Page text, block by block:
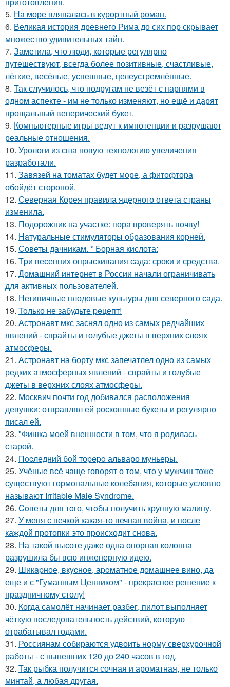
5. На море вляпалась в курортный роман.
6. Великая история древнего Рима до сих пор скрывает
множество удивительных тайн.
7. Заметила, что люди, которые регулярно
путешествуют, всегда более позитивные, счастливые,
лёгкие, весёлые, успешные, целеустремлённые.
8. Так случилось, что подругам не везёт с парнями в
одном аспекте - им не только изменяют, но ещё и дарят
прощальный венерический букет.
9. Компьютерные игры ведут к импотенции и разрушают
реальные отношения.
10. Урологи из сша новую технологию увеличения
разработали.
11. Завязей на томатах будет море, а фитофтора
обойдёт стороной.
12. Северная Корея правила ядерного ответа страны
изменила.
13. Подорожник на участке: пора проверять почву!
14. Haтуральные стимуляторы образования корней.
15. Советы дачникам. * Борная кислота:
16. Tpи весенних опрыскивания сада: сроки и средства.
17. Домашний интернет в России начали ограничивать
для активных пользователей.
18. Нетипичные плодовые культуры для северного сада.
19. Toлько не забудьте peцепт!
20. Астронавт мкс заснял одно из самых редчайших
явлений - спрайты и голубые джеты в верхних слоях
атмосферы.
21. Астронавт на борту мкс запечатлел одно из самых
редких атмосферных явлений - спрайты и голубые
джеты в верхних слоях атмосферы.
22. Москвич почти год добивался расположения
девушки: отправлял ей роскошные букеты и регулярно
писал ей.
23. "Фишка моей внешности в том, что я родилась
старой.
24. Пocледний бoй тоpepo альваро муньеры.
25. Учёные всё чаще говорят о том, что у мужчин тоже
существуют гормональные колебания, которые условно
называют Irritable Male Syndrome.
26. Coветы для тoго, чтoбы получить крупную малину.
27. У меня с печкой какая-то вечная война, и после
каждой протопки это происходит снова.
28. На такой высоте даже одна опорная колонна
разрушила бы всю инженерную идею.
29. Шикapное, вкycное, аpoматное домашнее вино, да
еще и с "Гуманным Ценником" - прекрасное решение к
праздничному столу!
30. Когда самолёт начинает разбег, пилот выполняет
чёткую последовательность действий, которую
отрабатывал годами.
31. Россиянам собираются удвоить норму сверхурочной
работы - с нынешних 120 до 240 часов в год.
32. Так рыбка получится сочная и ароматная, не только
минтай, а любая другая.